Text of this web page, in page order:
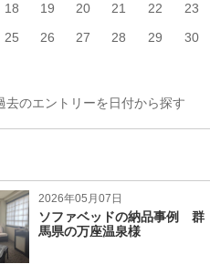
18 19 20 21 22
23
25 26 27 28 29
30
去のエントリーを日付から探す
2026年05月07日
ソファベッドの納品事例 群
馬県の万座温泉様